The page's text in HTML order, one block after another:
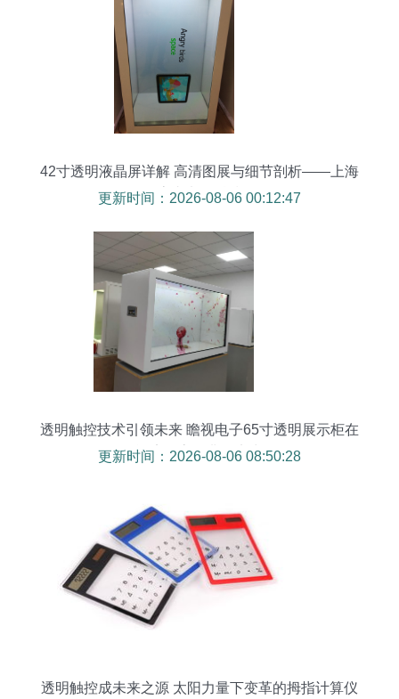
42寸透明液晶屏详解 高清图展与细节剖析——上海
圭垚电子科技
更新时间：2026-08-06 00:12:47
透明触控技术引领未来 瞻视电子65寸透明展示柜在
酒店公寓显非凡实力
更新时间：2026-08-06 08:50:28
透明触控成未来之源 太阳力量下变革的拇指计算仪